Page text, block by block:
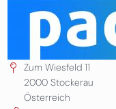
Zum Wiesfeld 11
2000 Stockerau
Österreich